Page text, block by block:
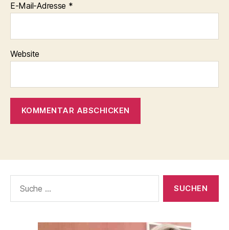
E-Mail-Adresse *
Website
nach: